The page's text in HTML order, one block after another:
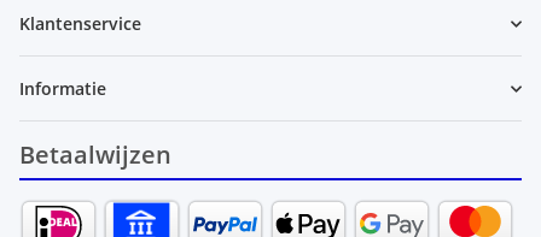
Klantenservice
Informatie
Betaalwijzen